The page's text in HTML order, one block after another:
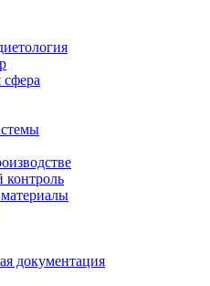
контроль
документация